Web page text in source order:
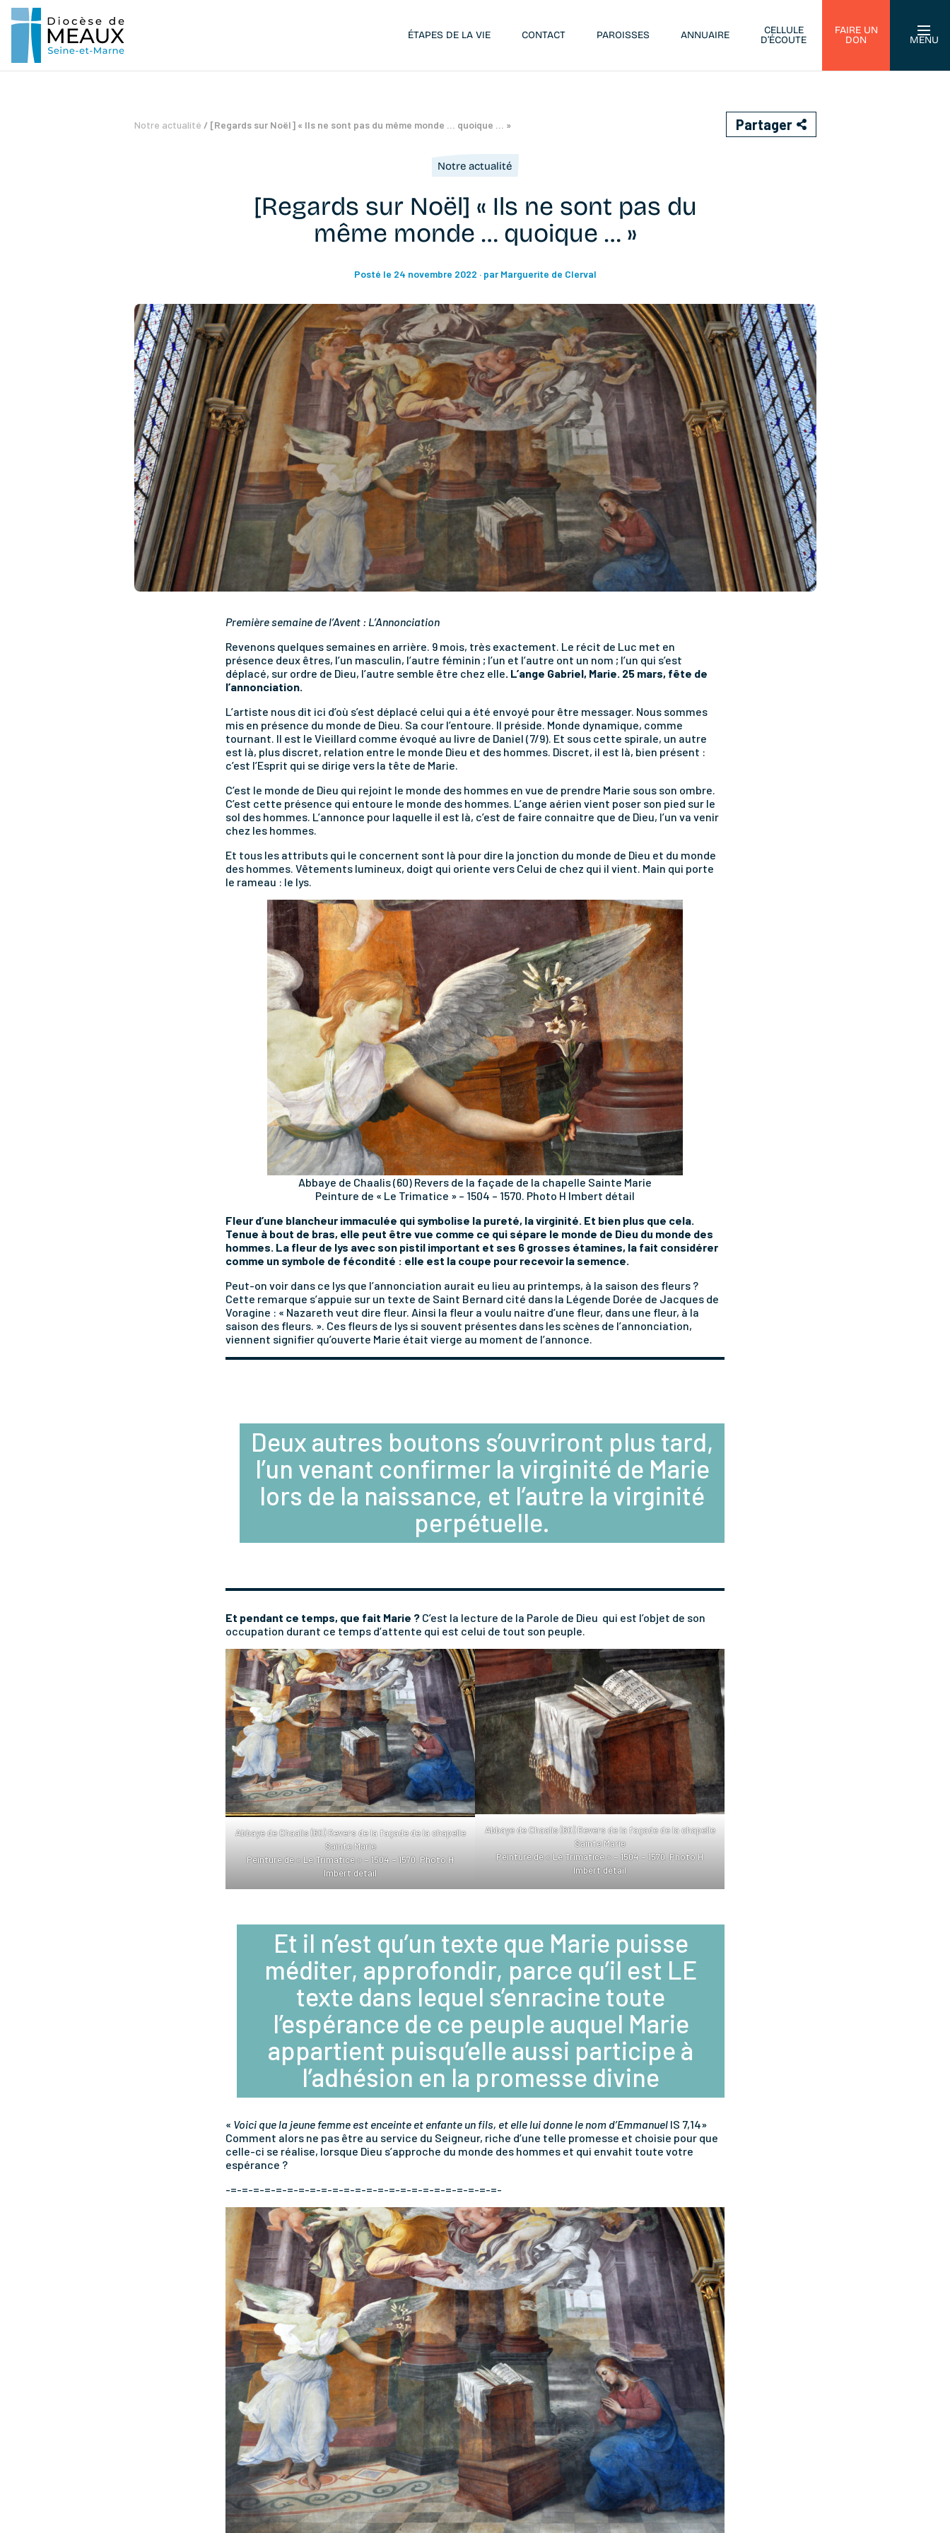
ÉTAPES DE LA VIE CONTACT PAROISSES ANNUAIRE
CELLULE
D’ÉCOUTE
FAIRE UN
DON
MENU
Notre actualité / [Regards sur Noël] « Ils ne sont pas du même monde … quoique … » Partager
Notre actualité
[Regards sur Noël] « Ils ne sont pas du
même monde … quoique … »
Posté le 24 novembre 2022 · par Marguerite de Clerval
Première semaine de l’Avent : L’Annonciation
Revenons quelques semaines en arrière. 9 mois, très exactement. Le récit de Luc met en
présence deux êtres, l’un masculin, l’autre féminin ; l’un et l’autre ont un nom ; l’un qui s’est
déplacé, sur ordre de Dieu, l’autre semble être chez elle . L’ange Gabriel, Marie. 25 mars, fête de
l’annonciation.
L’artiste nous dit ici d’où s’est déplacé celui qui a été envoyé pour être messager. Nous sommes
mis en présence du monde de Dieu. Sa cour l’entoure. Il préside. Monde dynamique, comme
tournant. Il est le Vieillard comme évoqué au livre de Daniel (7/9). Et sous cette spirale, un autre
est là, plus discret, relation entre le monde Dieu et des hommes. Discret, il est là, bien présent :
c’est l’Esprit qui se dirige vers la tête de Marie.
C’est le monde de Dieu qui rejoint le monde des hommes en vue de prendre Marie sous son ombre.
C’est cette présence qui entoure le monde des hommes. L’ange aérien vient poser son pied sur le
sol des hommes. L’annonce pour laquelle il est là, c’est de faire connaitre que de Dieu, l’un va venir
chez les hommes.
Et tous les attributs qui le concernent sont là pour dire la jonction du monde de Dieu et du monde
des hommes. Vêtements lumineux, doigt qui oriente vers Celui de chez qui il vient. Main qui porte
le rameau : le lys.
Abbaye de Chaalis (60) Revers de la façade de la chapelle Sainte Marie
Peinture de « Le Trimatice » – 1504 – 1570. Photo H Imbert détail
Fleur d’une blancheur immaculée qui symbolise la pureté, la virginité. Et bien plus que cela.
Tenue à bout de bras, elle peut être vue comme ce qui sépare le monde de Dieu du monde des
hommes. La fleur de lys avec son pistil important et ses 6 grosses étamines, la fait considérer
comme un symbole de fécondité : elle est la coupe pour recevoir la semence.
Peut-on voir dans ce lys que l’annonciation aurait eu lieu au printemps, à la saison des fleurs ?
Cette remarque s’appuie sur un texte de Saint Bernard cité dans la Légende Dorée de Jacques de
Voragine : « Nazareth veut dire fleur. Ainsi la fleur a voulu naitre d’une fleur, dans une fleur, à la
saison des fleurs. ». Ces fleurs de lys si souvent présentes dans les scènes de l’annonciation,
viennent signifier qu’ouverte Marie était vierge au moment de l’annonce.
Deux autres boutons s’ouvriront plus tard,
l’un venant confirmer la virginité de Marie
lors de la naissance, et l’autre la virginité
perpétuelle.
Et pendant ce temps, que fait Marie ? C’est la lecture de la Parole de Dieu qui est l’objet de son
occupation durant ce temps d’attente qui est celui de tout son peuple.
Abbaye de Chaalis (60) Revers de la façade de la chapelle
Sainte Marie
Peinture de « Le Trimatice » – 1504 – 1570. Photo H
Imbert détail
Abbaye de Chaalis (60) Revers de la façade de la chapelle
Sainte Marie
Peinture de « Le Trimatice » – 1504 – 1570. Photo H
Imbert détail
Et il n’est qu’un texte que Marie puisse
méditer, approfondir, parce qu’il est LE
texte dans lequel s’enracine toute
l’espérance de ce peuple auquel Marie
appartient puisqu’elle aussi participe à
l’adhésion en la promesse divine
« Voici que la jeune femme est enceinte et enfante un fils, et elle lui donne le nom d’Emmanuel IS 7,14»
Comment alors ne pas être au service du Seigneur, riche d’une telle promesse et choisie pour que
celle-ci se réalise, lorsque Dieu s’approche du monde des hommes et qui envahit toute votre
espérance ?
-=-=-=-=-=-=-=-=-=-=-=-=-=-=-=-=-=-=-=-=-=-=-=-=-